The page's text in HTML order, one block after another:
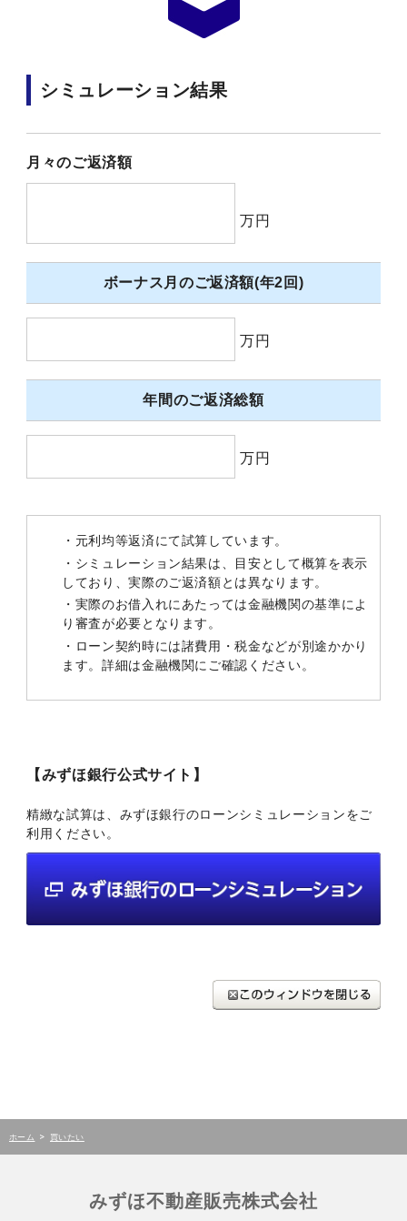
シミュレーション結果
月々のご返済額
万円
ボーナス月のご返済額(年2回)
万円
年間のご返済総額
万円
・元利均等返済にて試算しています。
・シミュレーション結果は、目安として概算を表示
しており、実際のご返済額とは異なります。
・実際のお借入れにあたっては金融機関の基準によ
り審査が必要となります。
・ローン契約時には諸費用・税金などが別途かかり
ます。詳細は金融機関にご確認ください。
【みずほ銀行公式サイト】
精緻な試算は、みずほ銀行のローンシミュレーションをご
利用ください。
ホーム > 買いたい
みずほ不動産販売株式会社